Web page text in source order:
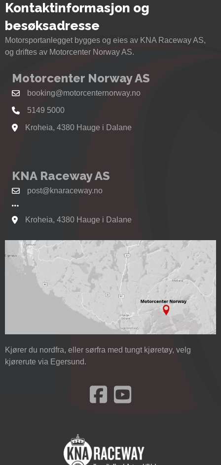
Kontaktinformasjon og
besøksadresse
Motorsportanlegget bygges og eies av KNA Raceway AS,
og driftes av Motorcenter Norway AS.
Motorcenter Norway AS
booking@motorcenternorway.no
5149 5000
Se kart til Motorcenter Norway i Sokndal
Kroheia, 4380 Hauge i Dalane
KNA Raceway AS
post@knaraceway.no
Se kart til Motorcenter Norway i Sokndal
Kroheia, 4380 Hauge i Dalane
Kjører du nordfra, eller sørfra med tungt kjøretøy, velg
kjørerute via Egersund.
Besøk oss på Facebook